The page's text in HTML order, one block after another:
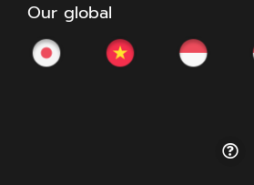
Our global